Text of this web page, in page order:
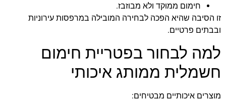
חימום ממוקד ולא מבוזבז.
זו הסיבה שהיא הפכה לבחירה המובילה במרפסות עירוניות
ובבתים פרטיים.
למה לבחור בפטריית חימום
חשמלית ממותג איכותי
מוצרים איכותיים מבטיחים: